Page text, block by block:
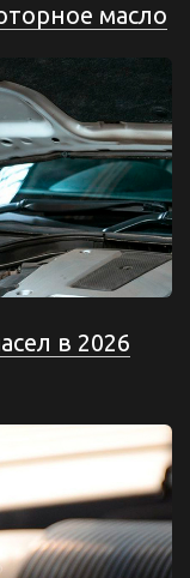
масло
в 2026